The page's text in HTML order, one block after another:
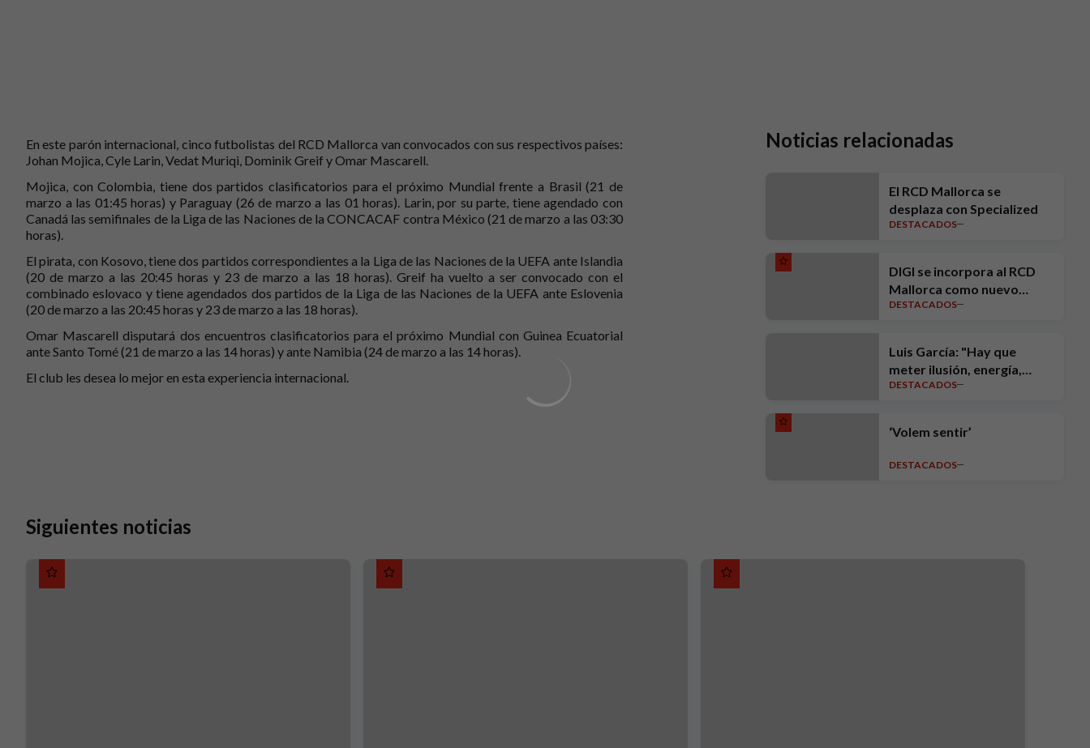
En este parón internacional, cinco futbolistas del RCD Mallorca van convocados con sus respectivos países:
Johan Mojica, Cyle Larin, Vedat Muriqi, Dominik Greif y Omar Mascarell.
Mojica, con Colombia, tiene dos partidos clasificatorios para el próximo Mundial frente a Brasil (21 de
marzo a las 01:45 horas) y Paraguay (26 de marzo a las 01 horas). Larin, por su parte, tiene agendado con
Canadá las semifinales de la Liga de las Naciones de la CONCACAF contra México (21 de marzo a las 03:30
horas).
El pirata, con Kosovo, tiene dos partidos correspondientes a la Liga de las Naciones de la UEFA ante Islandia
(20 de marzo a las 20:45 horas y 23 de marzo a las 18 horas). Greif ha vuelto a ser convocado con el
combinado eslovaco y tiene agendados dos partidos de la Liga de las Naciones de la UEFA ante Eslovenia
(20 de marzo a las 20:45 horas y 23 de marzo a las 18 horas).
Omar Mascarell disputará dos encuentros clasificatorios para el próximo Mundial con Guinea Ecuatorial
ante Santo Tomé (21 de marzo a las 14 horas) y ante Namibia (24 de marzo a las 14 horas).
El club les desea lo mejor en esta experiencia internacional.
Noticias relacionadas
El RCD Mallorca se
desplaza con Specialized
DESTACADOS
DIGI se incorpora al RCD
Mallorca como nuevo
Patrocinador Oficial
DESTACADOS
Luis García: "Hay que
meter ilusión, energía,
intensidad, ambición y
DESTACADOS
‘Volem sentir’
DESTACADOS
Siguientes noticias